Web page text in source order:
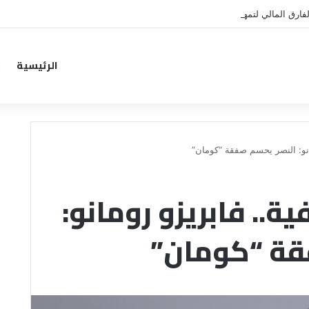
المالي لتمهيد انتقال داروين نونيز إلى الدوري التركي
الرئيسية
النصر يحسم صفقة “كومان”
فابريزو رومانو:
“كومان”